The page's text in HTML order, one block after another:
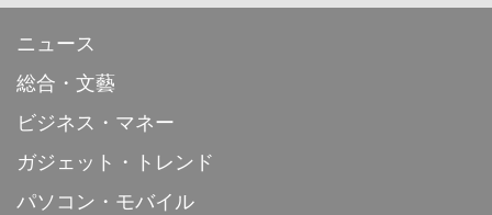
ニュース
総合・文藝
ビジネス・マネー
ガジェット・トレンド
パソコン・モバイル